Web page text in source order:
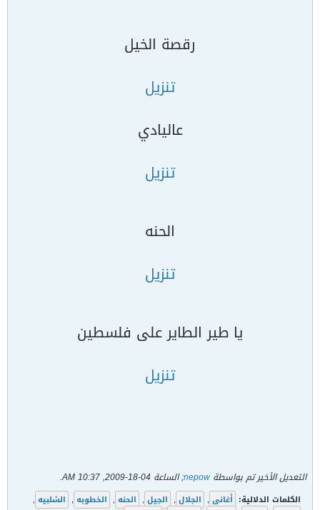
رقصة الخيل
تنزيل
عاليادي
تنزيل
الحنه
تنزيل
يا طير الطاير على فلسطين
تنزيل
التعديل الأخير تم بواسطة nepow; الساعة 04-18-2009, 10:37 AM
.
الكلمات الدلالية: أغانى , الجلال , الجيل , الحنه , الخطوبه , الشلبيه ,